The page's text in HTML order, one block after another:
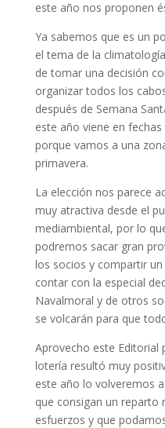
este año nos proponen
Ya sabemos que es un
el tema de la
de tomar una decisión
organizar todos los
después de Semana
este año viene en
porque vamos a una
primavera.
La elección nos parece
muy atractiva desde el
mediambiental, por lo
podremos sacar gran
los socios y compartir
contar con la especial
Navalmoral y de otros
se volcarán para que
Aprovecho este Editorial
lotería resultó muy
este año lo volveremos
que consigan un reparto
esfuerzos y que